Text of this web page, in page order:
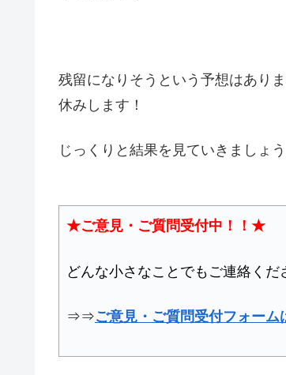
残留になりそうという予想はあり
休みします！
じっくりと結果を見ていきましょう
★ご意見・ご質問受付中！！★
どんな小さなことでもご連絡くだ
⇒⇒ご意見・ご質問受付フォーム